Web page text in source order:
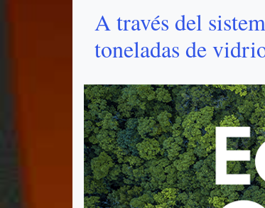
A través del
toneladas de